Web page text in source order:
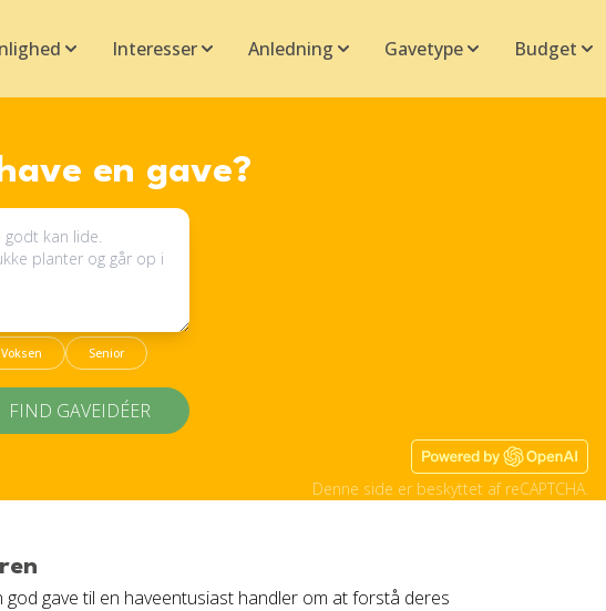
Interesser Anledning Gavetype Budget
en gave?
Voksen Senior
FIND GAVEIDÉER
Denne side er beskyttet af reCAPTCHA.
gave til en haveentusiast handler om at forstå deres